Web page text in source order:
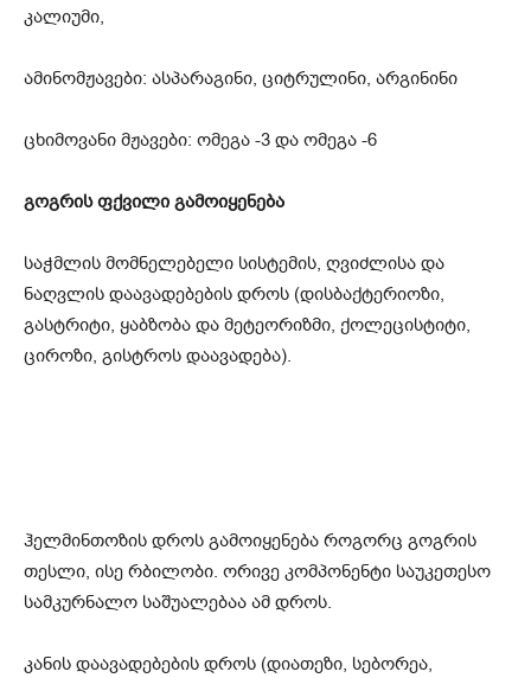
კალიუმი,
ამინომჟავები: ასპარაგინი, ციტრულინი, არგინინი
ცხიმოვანი მჟავები: ომეგა -3 და ომეგა -6
გოგრის ფქვილი გამოიყენება
საჭმლის მომნელებელი სისტემის, ღვიძლისა და
ნაღვლის დაავადებების დროს (დისბაქტერიოზი,
გასტრიტი, ყაბზობა და მეტეორიზმი, ქოლეცისტიტი,
ციროზი, გისტროს დაავადება).
ჰელმინთოზის დროს გამოიყენება როგორც გოგრის
თესლი, ისე რბილობი. ორივე კომპონენტი საუკეთესო
სამკურნალო საშუალებაა ამ დროს.
კანის დაავადებების დროს (დიათეზი, სებორეა,